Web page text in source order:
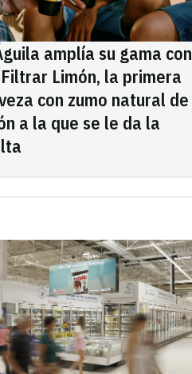
amplía su gama con
Limón, la primera
con zumo natural de
a la que se le da la